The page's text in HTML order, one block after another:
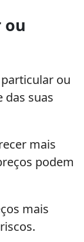
ou
ou
das suas
mais
podem
mais